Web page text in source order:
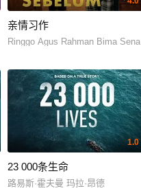
亲情习作
Ringgo Agus Rahman Bima Sena
1.0
23 000条生命
路易斯·霍夫曼 玛拉·昂德